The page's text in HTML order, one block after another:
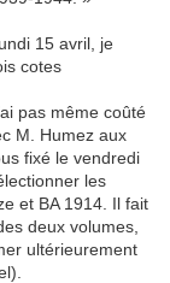
15 avril, je
cotes
pas même coûté
M. Humez aux
fixé le vendredi
les
et BA 1914. Il fait
deux volumes,
ultérieurement